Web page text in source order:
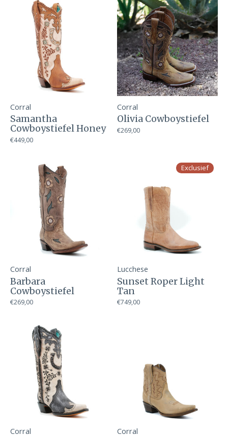
Corral
Samantha
Cowboystiefel Honey
€449,00
Corral
Olivia Cowboystiefel
€269,00
Corral
Barbara
Cowboystiefel
€269,00
Exclusief
Lucchese
Sunset Roper Light
Tan
€749,00
Corral Corral